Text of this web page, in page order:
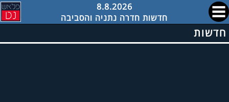
8.8.2026
חדשות חדרה נתניה והסביבה
חדשות